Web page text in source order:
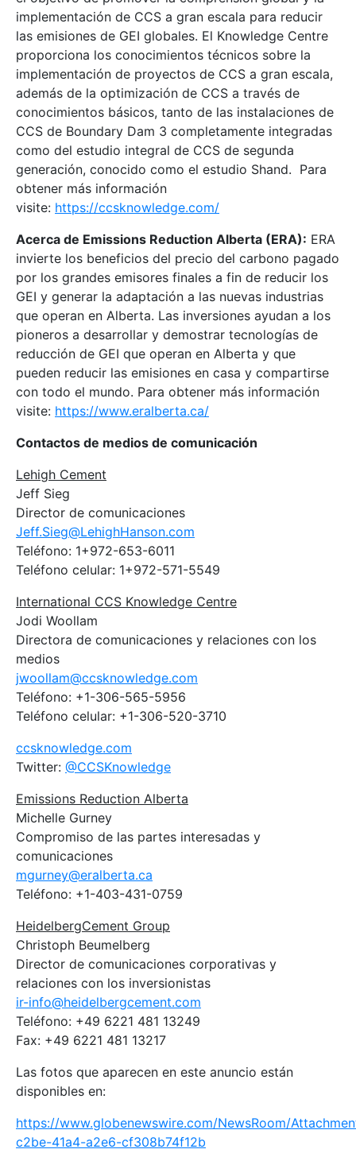
implementación de CCS a gran escala para reducir
las emisiones de GEI globales. El Knowledge Centre
proporciona los conocimientos técnicos sobre la
implementación de proyectos de CCS a gran escala,
además de la optimización de CCS a través de
conocimientos básicos, tanto de las instalaciones de
CCS de Boundary Dam 3 completamente integradas
como del estudio integral de CCS de segunda
generación, conocido como el estudio Shand. Para
obtener más información
visite: https://ccsknowledge.com/
Acerca de Emissions Reduction Alberta (ERA): ERA
invierte los beneficios del precio del carbono pagado
por los grandes emisores finales a fin de reducir los
GEI y generar la adaptación a las nuevas industrias
que operan en Alberta. Las inversiones ayudan a los
pioneros a desarrollar y demostrar tecnologías de
reducción de GEI que operan en Alberta y que
pueden reducir las emisiones en casa y compartirse
con todo el mundo. Para obtener más información
visite: https://www.eralberta.ca/
Contactos de medios de comunicación
Lehigh Cement
Jeff Sieg
Director de comunicaciones
Jeff.Sieg@LehighHanson.com
Teléfono: 1+972-653-6011
Teléfono celular: 1+972-571-5549
International CCS Knowledge Centre
Jodi Woollam
Directora de comunicaciones y relaciones con los
medios
jwoollam@ccsknowledge.com
Teléfono: +1-306-565-5956
Teléfono celular: +1-306-520-3710
ccsknowledge.com
Twitter: @CCSKnowledge
Emissions Reduction Alberta
Michelle Gurney
Compromiso de las partes interesadas y
comunicaciones
mgurney@eralberta.ca
Teléfono: +1-403-431-0759
HeidelbergCement Group
Christoph Beumelberg
Director de comunicaciones corporativas y
relaciones con los inversionistas
ir-info@heidelbergcement.com
Teléfono: +49 6221 481 13249
Fax: +49 6221 481 13217
Las fotos que aparecen en este anuncio están
disponibles en:
https://www.globenewswire.com/NewsRoom/
c2be-41a4-a2e6-cf308b74f12b